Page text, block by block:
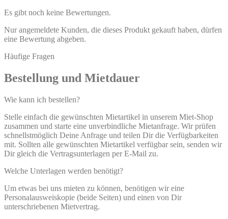
Es gibt noch keine Bewertungen.
Nur angemeldete Kunden, die dieses Produkt gekauft haben, dürfen
eine Bewertung abgeben.
Häufige Fragen
Bestellung und Mietdauer
Wie kann ich bestellen?
Stelle einfach die gewünschten Mietartikel in unserem Miet-Shop
zusammen und starte eine unverbindliche Mietanfrage. Wir prüfen
schnellstmöglich Deine Anfrage und teilen Dir die Verfügbarkeiten
mit. Sollten alle gewünschten Mietartikel verfügbar sein, senden wir
Dir gleich die Vertragsunterlagen per E-Mail zu.
Welche Unterlagen werden benötigt?
Um etwas bei uns mieten zu können, benötigen wir eine
Personalausweiskopie (beide Seiten) und einen von Dir
unterschriebenen Mietvertrag.